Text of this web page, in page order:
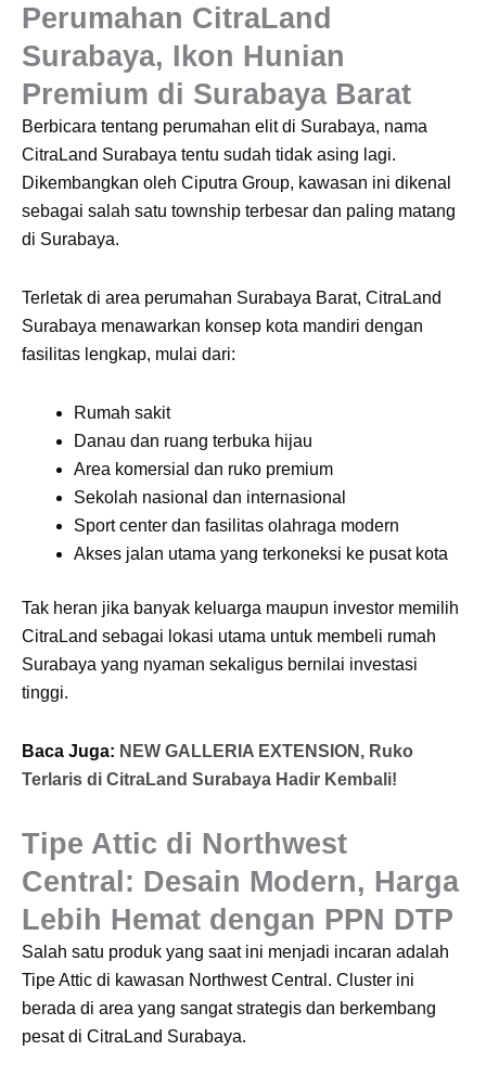
Perumahan CitraLand
Surabaya, Ikon Hunian
Premium di Surabaya Barat
Berbicara tentang perumahan elit di Surabaya, nama
CitraLand Surabaya tentu sudah tidak asing lagi.
Dikembangkan oleh Ciputra Group, kawasan ini dikenal
sebagai salah satu township terbesar dan paling matang
di Surabaya.
Terletak di area perumahan Surabaya Barat, CitraLand
Surabaya menawarkan konsep kota mandiri dengan
fasilitas lengkap, mulai dari:
Rumah sakit
Danau dan ruang terbuka hijau
Area komersial dan ruko premium
Sekolah nasional dan internasional
Sport center dan fasilitas olahraga modern
Akses jalan utama yang terkoneksi ke pusat kota
Tak heran jika banyak keluarga maupun investor memilih
CitraLand sebagai lokasi utama untuk membeli rumah
Surabaya yang nyaman sekaligus bernilai investasi
tinggi.
Baca Juga: NEW GALLERIA EXTENSION, Ruko
Terlaris di CitraLand Surabaya Hadir Kembali!
Tipe Attic di Northwest
Central: Desain Modern, Harga
Lebih Hemat dengan PPN DTP
Salah satu produk yang saat ini menjadi incaran adalah
Tipe Attic di kawasan Northwest Central. Cluster ini
berada di area yang sangat strategis dan berkembang
pesat di CitraLand Surabaya.